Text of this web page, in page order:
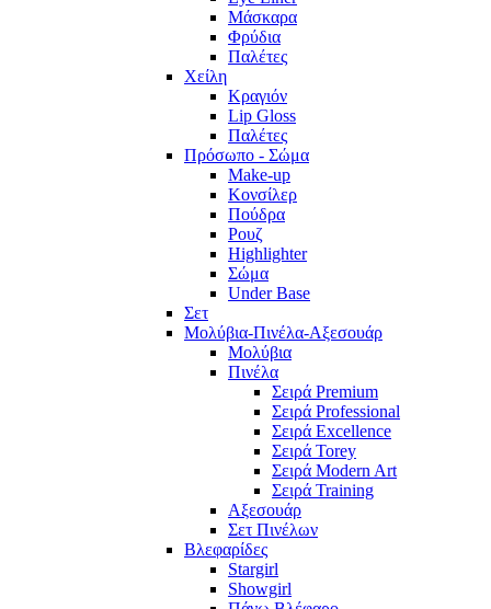
Μάσκαρα
Φρύδια
Παλέτες
Χείλη
Κραγιόν
Lip Gloss
Παλέτες
Πρόσωπο - Σώμα
Make-up
Κονσίλερ
Πούδρα
Ρουζ
Highlighter
Σώμα
Under Base
Σετ
Μολύβια-Πινέλα-Αξεσουάρ
Μολύβια
Πινέλα
Σειρά Premium
Σειρά Professional
Σειρά Excellence
Σειρά Torey
Σειρά Modern Art
Σειρά Training
Αξεσουάρ
Σετ Πινέλων
Βλεφαρίδες
Stargirl
Showgirl